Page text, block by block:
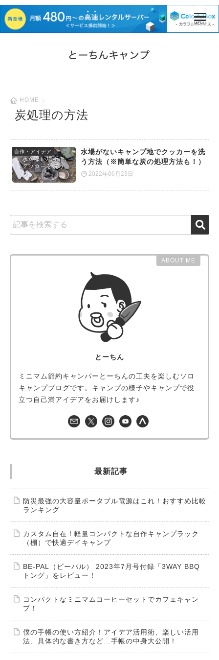
HOME
炭処理の方法
水場がないキャンプ地でクッカーを洗
う方法（※簡単な炭の処理方法も！）
2022年06月23日
自作・アイデア
ABOUT ME
とーちん
ミニマム節約キャンパーとーちんの工夫を楽しむソロ
キャンプブログです。キャンプの様子やキャンプで役
立つ自己満アイデアをお届けします♪
最新記事
防災最強の大容量ポータブル電源はこれ！おすすめ比較
ランキング
カスタム自在！軽量コンパクトな自作キャンプラック
（棚）で快適デイキャンプ
BE-PAL（ビーパル） 2023年7月号付録「3WAY BBQ
トング」をレビュー！
コンパクトなミニマムコーヒーセットでカフェキャン
プ！
僕の手帳の使い方紹介！アイデア活用術、楽しい活用
法、具体的な書き方など…手帳の中身大公開！